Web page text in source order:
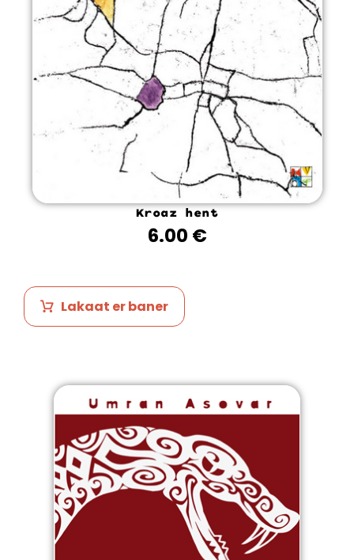
Kroaz hent
6.00 €
Lakaat er baner